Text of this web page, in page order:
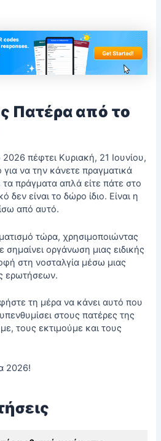
Πατέρα από το
πέφτει Κυριακή, 21 Ιουνίου,
να την κάνετε πραγματικά
πράγματα απλά είτε πάτε στο
δεν είναι το δώρο ίδιο. Είναι η
από αυτό.
τώρα, χρησιμοποιώντας
σημαίνει οργάνωση μιας ειδικής
στη νοσταλγία μέσω μιας
ερωτήσεων.
τη μέρα να κάνει αυτό που
στους πατέρες της
τους εκτιμούμε και τους
2026!